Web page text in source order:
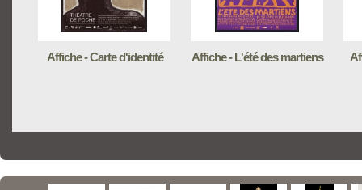
Affiche - Carte d'identité Affiche - L'été des martiens